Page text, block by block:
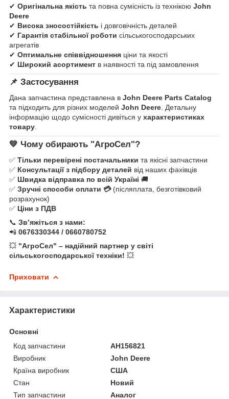
✔ Оригінальна якість та повна сумісність із технікою John
Deere
✔ Висока зносостійкість і довговічність деталей
✔ Гарантія стабільної роботи сільськогосподарських
агрегатів
✔ Оптимальне співвідношення ціни та якості
✔ Широкий асортимент в наявності та під замовлення
📌 Застосування
Дана запчастина представлена в John Deere Parts Catalog
та підходить для різних моделей John Deere . Детальну
інформацію щодо сумісності дивіться у характеристиках
товару
💚 Чому обирають "АгроСел"?
✅ Тільки перевірені постачальники та якісні запчастини
✅ Консультації з підбору деталей від наших фахівців
✅ Швидка відправка по всій Україні 🚚
✅ Зручні способи оплати 💳(післяплата, безготівковий
розрахунок)
✅ Ціни з ПДВ
📞 Зв’яжіться з нами:
📲 0676330344 / 0660780752
💥 "АгроСел" – надійний партнер у світі
сільськогосподарської техніки! 💥
Приховати
Характеристики
Основні
Код запчастини
AH156821
Виробник
John Deere
Країна виробник
США
Стан
Новий
Тип запчастини
Аналог